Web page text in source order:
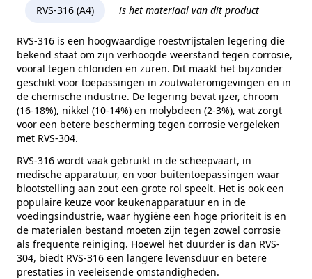
Kopvorm
Cilinderkop
Kophoogte (k)
8 mm
Kopdiameter (dk)
13 mm
Aandrijving
Binnenzeskant
Inhoud verpakking
100 stuks
Merk
RVS Products
RVS-316 (A4) is het materiaal van dit product
RVS-316 is een hoogwaardige roestvrijstalen legering die
bekend staat om zijn verhoogde weerstand tegen corrosie,
vooral tegen chloriden en zuren. Dit maakt het bijzonder
geschikt voor toepassingen in zoutwateromgevingen en in
de chemische industrie. De legering bevat ijzer, chroom
(16-18%), nikkel (10-14%) en molybdeen (2-3%), wat zorgt
voor een betere bescherming tegen corrosie vergeleken
met RVS-304.
RVS-316 wordt vaak gebruikt in de scheepvaart, in
medische apparatuur, en voor buitentoepassingen waar
blootstelling aan zout een grote rol speelt. Het is ook een
populaire keuze voor keukenapparatuur en in de
voedingsindustrie, waar hygiëne een hoge prioriteit is en
de materialen bestand moeten zijn tegen zowel corrosie
als frequente reiniging. Hoewel het duurder is dan RVS-
304, biedt RVS-316 een langere levensduur en betere
prestaties in veeleisende omstandigheden.